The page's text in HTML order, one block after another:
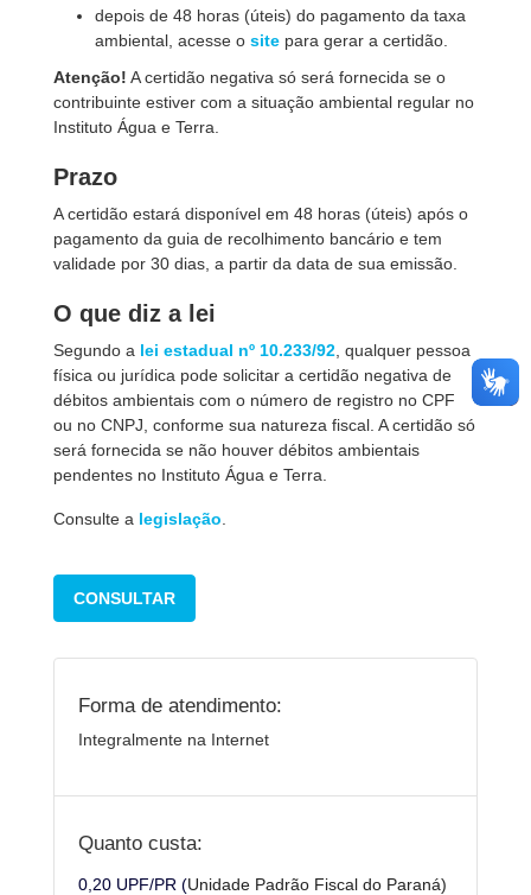
depois de 48 horas (úteis) do pagamento da taxa
ambiental, acesse o site para gerar a certidão.
Atenção! A certidão negativa só será fornecida se o
contribuinte estiver com a situação ambiental regular no
Instituto Água e Terra.
Prazo
A certidão estará disponível em 48 horas (úteis) após o
pagamento da guia de recolhimento bancário e tem
validade por 30 dias, a partir da data de sua emissão.
O que diz a lei
Segundo a lei estadual nº 10.233/92 , qualquer pessoa
física ou jurídica pode solicitar a certidão negativa de
débitos ambientais com o número de registro no CPF
ou no CNPJ, conforme sua natureza fiscal. A certidão só
será fornecida se não houver débitos ambientais
pendentes no Instituto Água e Terra.
Consulte a legislação
CONSULTAR
Forma de atendimento:
Integralmente na Internet
Quanto custa:
0,20 UPF/PR (Unidade Padrão Fiscal do Paraná)